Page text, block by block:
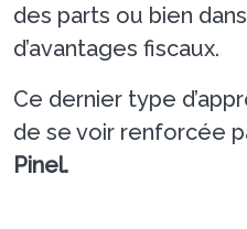
des parts ou bien
d’avantages fiscaux.
Ce dernier type
de se voir renforcée
Pinel.